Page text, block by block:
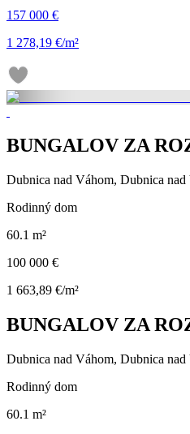
157 000 €
1 278,19 €/m²
BUNGALOV ZA
Dubnica nad Váhom, Dubnica nad
Rodinný dom
60.1 m²
100 000 €
1 663,89 €/m²
BUNGALOV ZA
Dubnica nad Váhom, Dubnica nad
Rodinný dom
60.1 m²